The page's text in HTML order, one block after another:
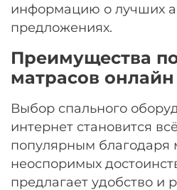
информацию о лучших
предложениях.
Преимущества
матрасов онлайн
Выбор спального
интернет становится
популярным благодаря
неоспоримых
предлагает удобство и